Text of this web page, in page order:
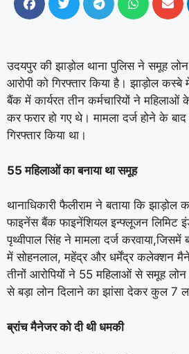
उदयपुर की झाड़ोल थाना पुलिस ने समूह
आरोपी को गिरफ्तार किया है। झाड़ोल
बैंक में कार्यरत तीन कर्मचारियों ने
कर फरार हो गए थे। मामला दर्ज होने के
गिरफ्तार किया था।
55 महिलाओं का बनाया था समूह
थानाधिकारी फैलीराम ने बताया कि झाड़ोल
फाइनेंस बैंक फाइनेंशियल इन्फ्लूजन लिमिट
पृथ्वीपाल सिंह ने मामला दर्ज
में सोहनलाल, महेंद्र और धर्मेंद्र कलेक्शन
तीनों आरोपियों ने 55 महिलाओं से समूह
से बड़ा लोन दिलाने का झांसा देकर कुल 7
ब्रांच मैनेजर को दी थी धमकी